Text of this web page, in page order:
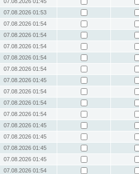
07.08.2026 01:53
07.08.2026 01:54
07.08.2026 01:54
07.08.2026 01:54
07.08.2026 01:54
07.08.2026 01:54
07.08.2026 01:45
07.08.2026 01:54
07.08.2026 01:54
07.08.2026 01:54
07.08.2026 01:45
07.08.2026 01:45
07.08.2026 01:45
07.08.2026 01:45
07.08.2026 01:54